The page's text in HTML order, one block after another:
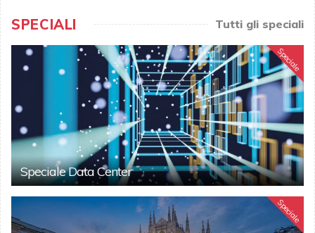
SPECIALI Tutti gli speciali
Speciale
Speciale Data Center
Speciale